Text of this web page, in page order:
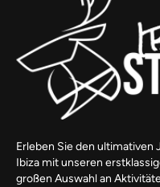
Erleben Sie den ultimativen
Ibiza mit unseren
großen Auswahl an